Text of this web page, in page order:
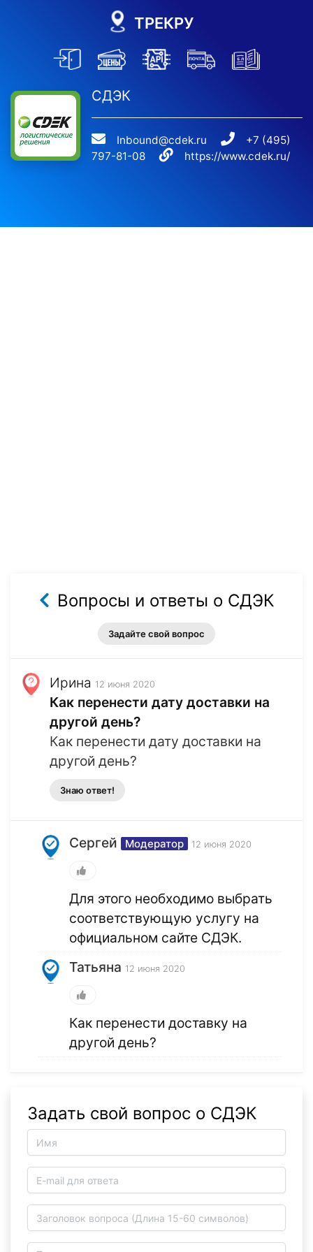
ТРЕКРУ
СДЭК
Inbound@cdek.ru
+7 (495)
797-81-08
https://www.cdek.ru/
Вопросы и ответы о СДЭК
Задайте свой вопрос
Ирина 12 июня 2020
Как перенести дату доставки на
другой день?
Как перенести дату доставки на
другой день?
Знаю ответ!
Сергей Модератор 12 июня 2020
Для этого необходимо выбрать
соответствующую услугу на
официальном сайте СДЭК.
Татьяна 12 июня 2020
Как перенести доставку на
другой день?
Задать свой вопрос о СДЭК